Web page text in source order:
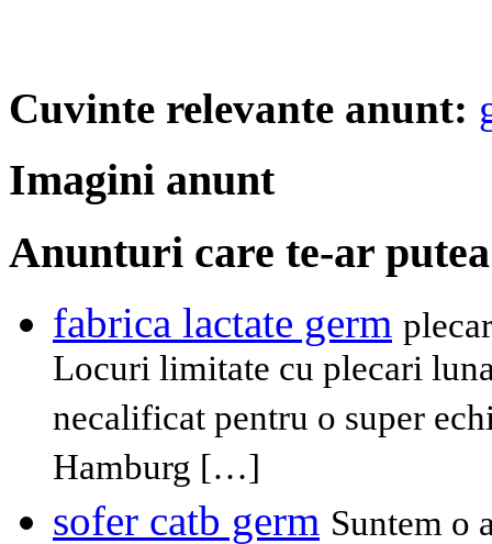
Cuvinte relevante anunt:
Imagini anunt
Anunturi care te-ar
fabrica lactate germ
Locuri limitate cu plecari
necalificat pentru o super
Hamburg […]
sofer catb germ Suntem o